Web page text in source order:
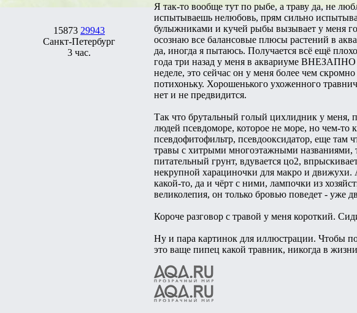
15873 29943
Санкт-Петербург
3 час.
Я так-то вообще тут по рыбе, а траву да, не
испытываешь нелюбовь, прям сильно
булыжниками и кучей рыбы вызывает у меня
осознаю все балансовые плюсы растений в
да, иногда я пытаюсь. Получается всё ещё
года три назад у меня в аквариуме ВНЕЗАПНО
неделе, это сейчас он у меня более чем
потихоньку. Хорошенького ухоженного
нет и не предвидится.
Так что брутальный голый цихлидник у меня,
людей псевдоморе, которое не море, но чем-то
псевдофитофильтр, псевдооксидатор, еще там
травы с хитрыми многоэтажными названиями,
питательный грунт, вдувается цо2,
некрупной харациночки для макро и движухи.
какой-то, да и чёрт с ними, лампочки из
великолепия, он только бровью поведет - уже
Короче разговор с травой у меня короткий.
Ну и пара картинок для иллюстрации. Чтобы
это ваще пипец какой травник, никогда в